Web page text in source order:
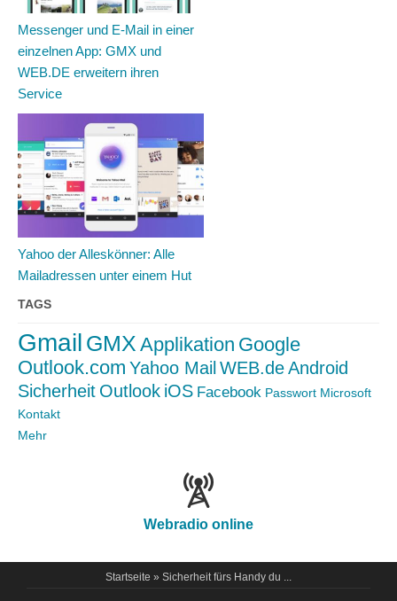
Messenger und E-Mail in einer
einzelnen App: GMX und
WEB.DE erweitern ihren
Service
Yahoo der Alleskönner: Alle
Mailadressen unter einem Hut
TAGS
Gmail GMX Applikation Google
Outlook.com Yahoo Mail WEB.deAndroid
Sicherheit Outlook iOS Facebook Passwort Microsoft
Kontakt
Mehr
Webradio online
Startseite » Sicherheit fürs Handy du ...